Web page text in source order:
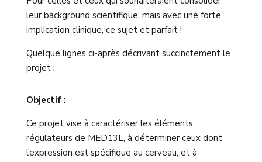
leur background scientifique, mais avec une forte
implication clinique, ce sujet et parfait !
Quelque lignes ci-après décrivant succinctement le
projet :
Objectif :
Ce projet vise à caractériser les éléments
régulateurs de MED13L, à déterminer ceux dont
l’expression est spécifique au cerveau, et à